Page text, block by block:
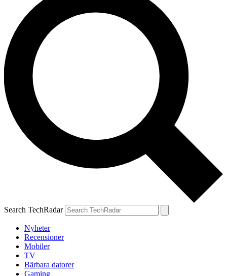
Search TechRadar
Nyheter
Recensioner
Mobiler
TV
Bärbara datorer
Gaming